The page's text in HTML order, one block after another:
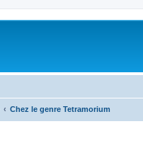
Chez le genre Tetramorium